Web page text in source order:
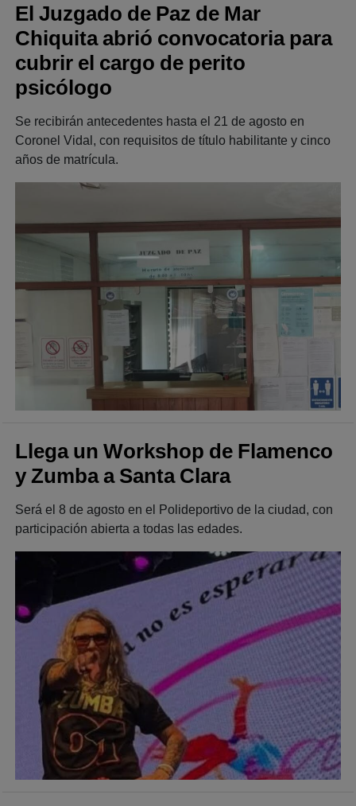
El Juzgado de Paz de Mar
Chiquita abrió convocatoria para
cubrir el cargo de perito
psicólogo
Se recibirán antecedentes hasta el 21 de agosto en
Coronel Vidal, con requisitos de título habilitante y cinco
años de matrícula.
Llega un Workshop de Flamenco
y Zumba a Santa Clara
Será el 8 de agosto en el Polideportivo de la ciudad, con
participación abierta a todas las edades.